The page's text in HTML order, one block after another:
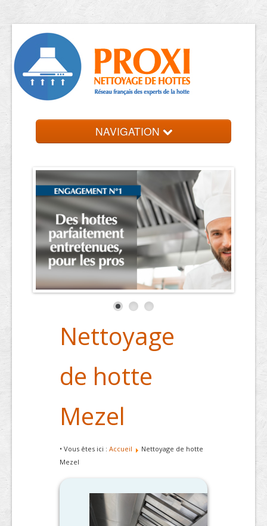
NAVIGATION
Trouver votre entreprise
Contact et devis
Nettoyage
de hotte
Mezel
• Vous êtes ici : Accueil
Nettoyage de hotte
Mezel